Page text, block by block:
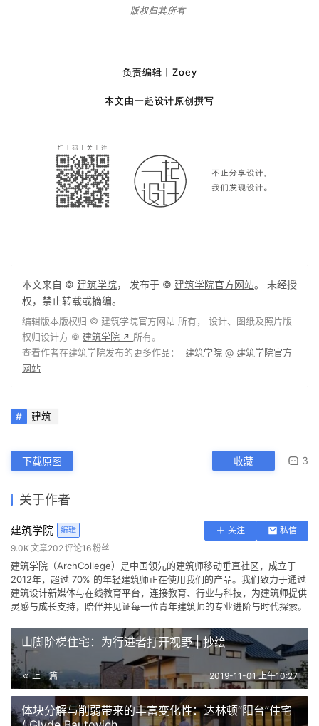
版权归其所有
负责编辑丨Zoey
本文由一起设计原创撰写
本文来自 © 建筑学院， 发布于 © 建筑学院官方网站。 未经授
权，禁止转载或摘编。
编辑版本版权归 © 建筑学院官方网站 所有， 设计、图纸及照片版
权归设计方 © 建筑学院 ↗ 所有。
查看作者在建筑学院发布的更多作品： 建筑学院 @ 建筑学院官方
网站
建筑
下载原图 收藏 3
关于作者
建筑学院 编辑 关注
私信
9.0K 文章202评论16粉丝
建筑学院（ArchCollege）是中国领先的建筑师移动垂直社区，成立于
2012年，超过 70% 的年轻建筑师正在使用我们的产品。我们致力于通过
建筑设计新媒体与在线教育平台，连接教育、行业与科技，为建筑师提供
灵感与成长支持，陪伴并见证每一位青年建筑师的专业进阶与时代探索。
山脚阶梯住宅：为行进者打开视野 | 抄绘
上一篇 2019-11-01 上午10:27
体块分解与削弱带来的丰富变化性：达林顿“阳台”住宅